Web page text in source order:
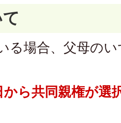
る場合、父母の
から共同親権が選